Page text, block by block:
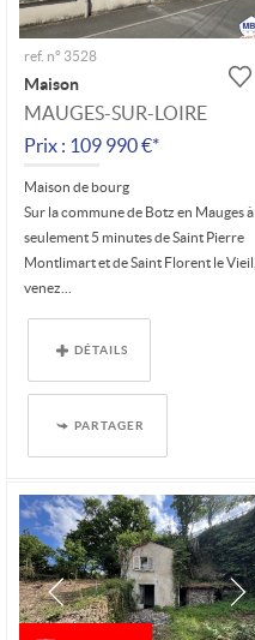
ref. n° 3528
Maison
MAUGES-SUR-LOIRE
Prix : 109 990 €*
Maison de bourg
Sur la commune de Botz en Mauges à
seulement 5 minutes de Saint Pierre
Montlimart et de Saint Florent le Vieil,
venez...
DÉTAILS
PARTAGER